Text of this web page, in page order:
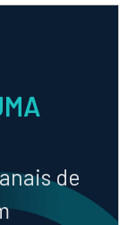
de